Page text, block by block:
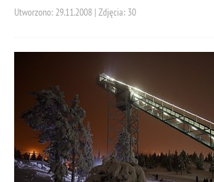
Utworzono: 29.11.2008 | Zdjęcia: 30